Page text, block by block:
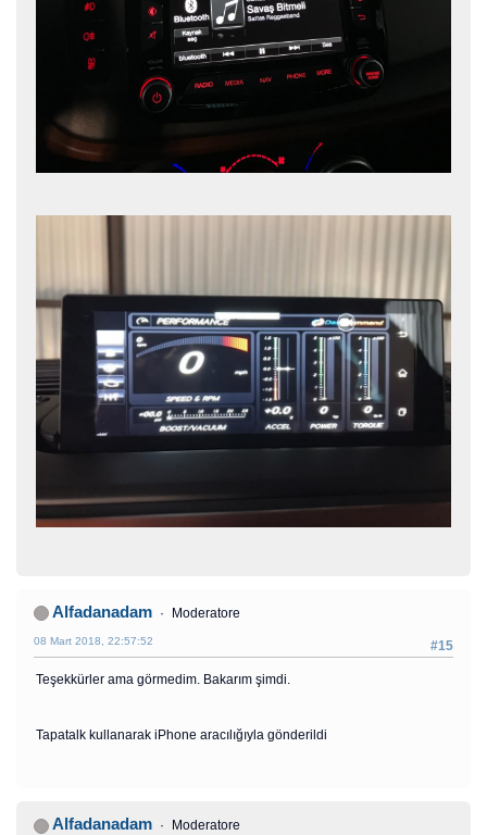
Alfadanadam Moderatore
#15
08 Mart 2018, 22:57:52
Teşekkürler ama görmedim. Bakarım şimdi.
Tapatalk kullanarak iPhone aracılığıyla gönderildi
Alfadanadam Moderatore